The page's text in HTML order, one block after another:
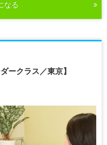
なる
ークラス／東京】